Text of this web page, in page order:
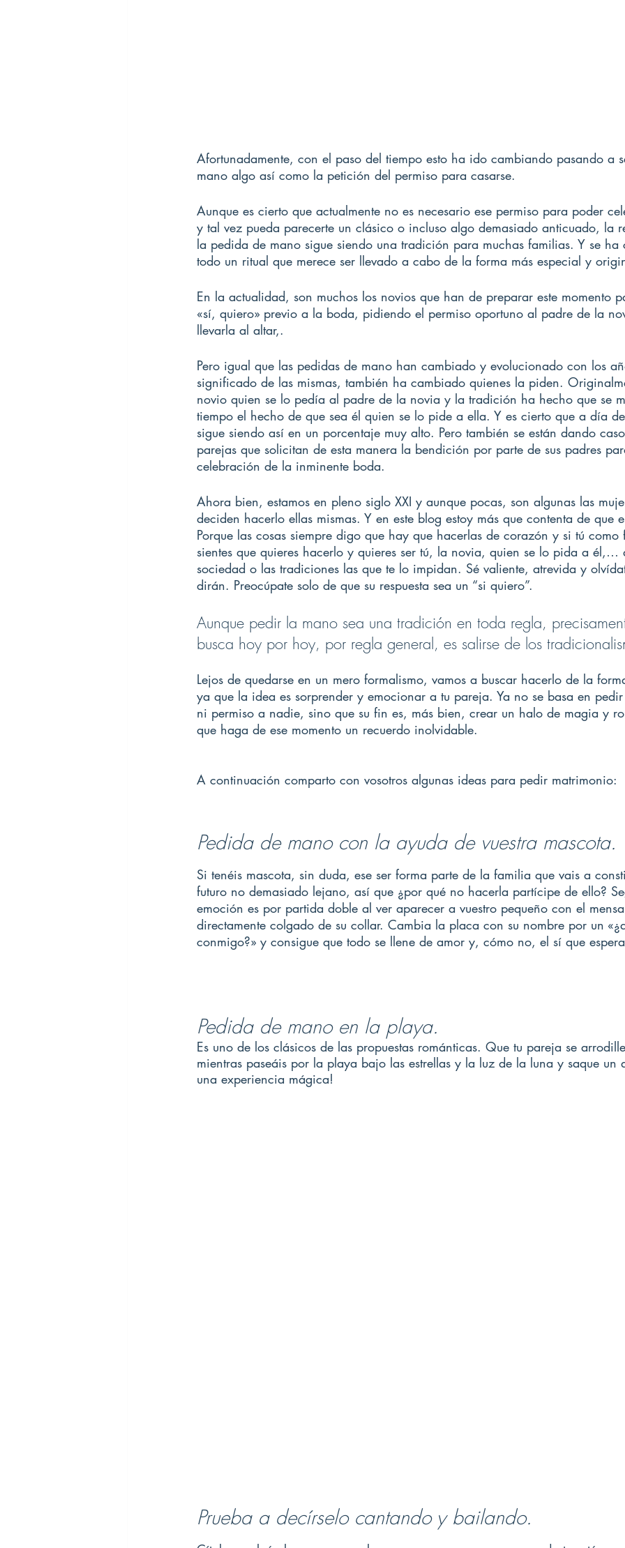
Afortunadamente, con el paso del tiempo esto ha ido cambiando pasando a
mano algo así como la petición del permiso para casarse.
Aunque es cierto que actualmente no es necesario ese permiso para poder
y tal vez pueda parecerte un clásico o incluso algo demasiado anticuado, la
la pedida de mano sigue siendo una tradición para muchas familias. Y se
todo un ritual que merece ser llevado a cabo de la forma más especial y
En la actualidad, son muchos los novios que han de preparar este momento
«sí, quiero» previo a la boda, pidiendo el permiso oportuno al padre de la
llevarla al altar,.
Pero igual que las pedidas de mano han cambiado y evolucionado con los
significado de las mismas, también ha cambiado quienes la piden.
novio quien se lo pedía al padre de la novia y la tradición ha hecho que se
tiempo el hecho de que sea él quien se lo pide a ella. Y es cierto que a día
sigue siendo así en un porcentaje muy alto. Pero también se están dando
parejas que solicitan de esta manera la bendición por parte de sus padres
celebración de la inminente boda.
Ahora bien, estamos en pleno siglo XXI y aunque pocas, son algunas las
deciden hacerlo ellas mismas. Y en este blog estoy más que contenta de que
Porque las cosas siempre digo que hay que hacerlas de corazón y si tú
sientes que quieres hacerlo y quieres ser tú, la novia, quien se lo pida a
sociedad o las tradiciones las que te lo impidan. Sé valiente, atrevida y
dirán. Preocúpate solo de que su respuesta sea un “si quiero”.
Aunque pedir la mano sea una tradición en toda regla,
busca hoy por hoy, por regla general, es salirse de los
Lejos de quedarse en un mero formalismo, vamos a buscar hacerlo de la
ya que la idea es sorprender y emocionar a tu pareja. Ya no se basa en
ni permiso a nadie, sino que su fin es, más bien, crear un halo de magia y
que haga de ese momento un recuerdo inolvidable.
A continuación comparto con vosotros algunas ideas para pedir matrimonio:
Pedida de mano con la ayuda de vuestra mascota.
Si tenéis mascota, sin duda, ese ser forma parte de la familia que vais a
futuro no demasiado lejano, así que ¿por qué no hacerla partícipe de ello?
emoción es por partida doble al ver aparecer a vuestro pequeño con el
directamente colgado de su collar. Cambia la placa con su nombre por un
conmigo?» y consigue que todo se llene de amor y, cómo no, el sí que
Pedida de mano en la playa.
Es uno de los clásicos de las propuestas románticas. Que tu pareja se
mientras paseáis por la playa bajo las estrellas y la luz de la luna y saque un
una experiencia mágica!
Prueba a decírselo cantando y bailando.